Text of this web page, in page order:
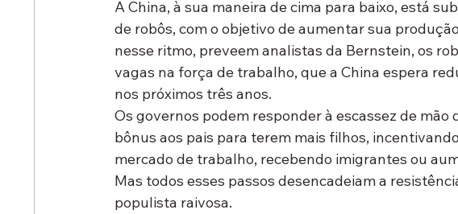
A China, à sua maneira de cima para baixo, está
de robôs, com o objetivo de aumentar sua
nesse ritmo, preveem analistas da Bernstein, os
vagas na força de trabalho, que a China espera
nos próximos três anos.
Os governos podem responder à escassez de
bônus aos pais para terem mais filhos,
mercado de trabalho, recebendo imigrantes ou
Mas todos esses passos desencadeiam a
populista raivosa.